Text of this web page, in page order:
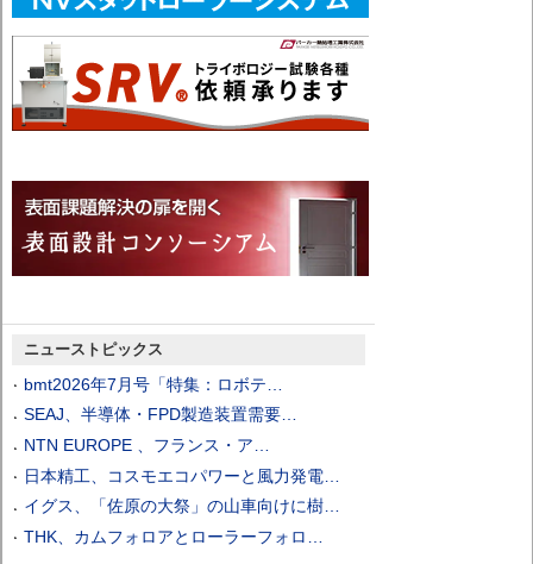
ニューストピックス
bmt2026年7月号「特集：ロボテ…
SEAJ、半導体・FPD製造装置需要…
NTN EUROPE 、フランス・ア…
日本精工、コスモエコパワーと風力発電…
イグス、「佐原の大祭」の山車向けに樹…
THK、カムフォロアとローラーフォロ…